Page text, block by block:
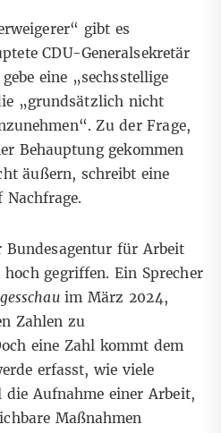
gibt es
CDU-Generalsekretär
eine „sechsstellige
„grundsätzlich nicht
Zu der Frage,
Behauptung gekommen
äußern, schreibt eine
Nachfrage.
für Arbeit
gegriffen. Ein Sprecher
im März 2024,
Zahlen zu
eine Zahl kommt dem
erfasst, wie viele
die Aufnahme einer Arbeit,
Maßnahmen